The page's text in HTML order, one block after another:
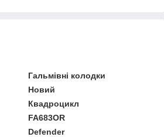
Гальмівні колодки
Новий
Квадроцикл
FA683OR
Defender